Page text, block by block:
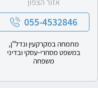
אזור הצפון
055-4532846
מתמחה במקרקעין ונדל"ן,
במשפט מסחרי-עסקי ובדיני
משפחה